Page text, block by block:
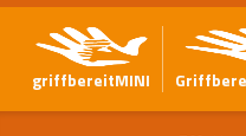
griffbereitMINI